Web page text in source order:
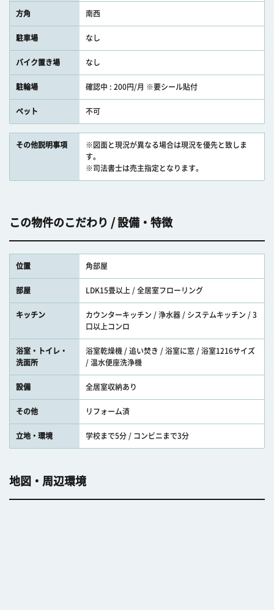
方角 南西
駐車場 なし
バイク置き場 なし
駐輪場 確認中 : 200円/月 ※要シール貼付
ペット 不可
その他説明事項
※図面と現況が異なる場合は現況を優先と致しま
す。
※司法書士は売主指定となります。
この物件のこだわり / 設備・特徴
位置 角部屋
部屋 LDK15畳以上 / 全居室フローリング
キッチン
カウンターキッチン / 浄水器 / システムキッチン / 3
口以上コンロ
浴室・トイレ・
洗面所
浴室乾燥機 / 追い焚き / 浴室に窓 / 浴室1216サイズ
/ 温水便座洗浄機
設備 全居室収納あり
その他 リフォーム済
立地・環境 学校まで5分 / コンビニまで3分
地図・周辺環境